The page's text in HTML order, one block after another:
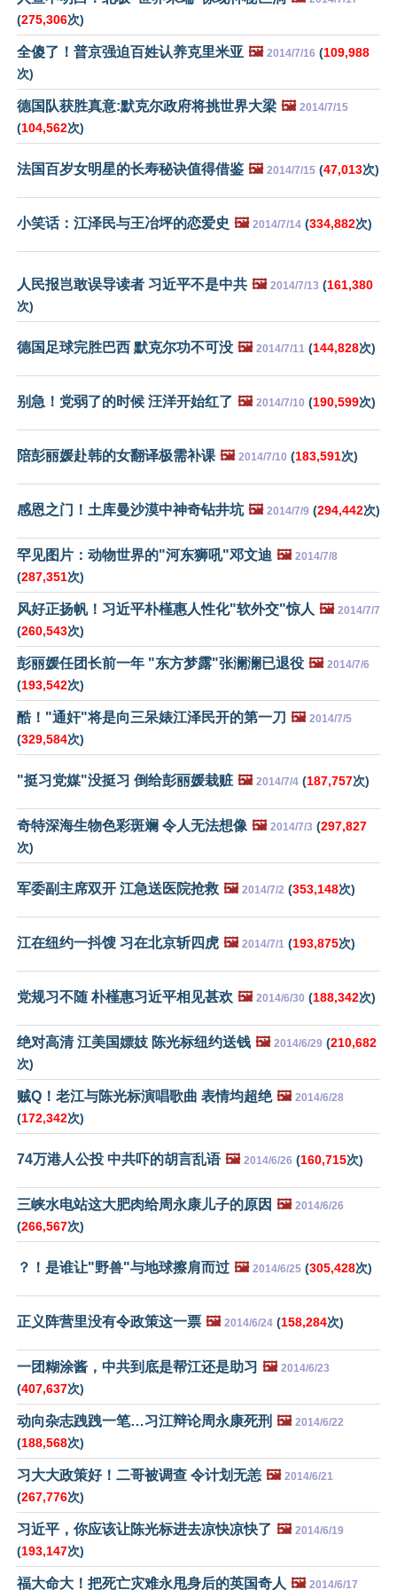
(275,306次)
全傻了！普京强迫百姓认养克里米亚 🖼️ 2014/7/16 (109,988
次)
德国队获胜真意:默克尔政府将挑世界大梁 🖼️ 2014/7/15
(104,562次)
法国百岁女明星的长寿秘诀值得借鉴 🖼️ 2014/7/15 (47,013次)
小笑话：江泽民与王冶坪的恋爱史 🖼️ 2014/7/14 (334,882次)
人民报岂敢误导读者 习近平不是中共 🖼️ 2014/7/13 (161,380
次)
德国足球完胜巴西 默克尔功不可没 🖼️ 2014/7/11 (144,828次)
别急！党弱了的时候 汪洋开始红了 🖼️ 2014/7/10 (190,599次)
陪彭丽媛赴韩的女翻译极需补课 🖼️ 2014/7/10 (183,591次)
感恩之门！土库曼沙漠中神奇钻井坑 🖼️ 2014/7/9 (294,442次)
罕见图片：动物世界的"河东狮吼"邓文迪 🖼️ 2014/7/8
(287,351次)
风好正扬帆！习近平朴槿惠人性化"软外交"惊人 🖼️ 2014/7/7
(260,543次)
彭丽媛任团长前一年 "东方梦露"张澜澜已退役 🖼️ 2014/7/6
(193,542次)
酷！"通奸"将是向三呆婊江泽民开的第一刀 🖼️ 2014/7/5
(329,584次)
"挺习党媒"没挺习 倒给彭丽媛栽赃 🖼️ 2014/7/4 (187,757次)
奇特深海生物色彩斑斓 令人无法想像 🖼️ 2014/7/3 (297,827
次)
军委副主席双开 江急送医院抢救 🖼️ 2014/7/2 (353,148次)
江在纽约一抖馊 习在北京斩四虎 🖼️ 2014/7/1 (193,875次)
党规习不随 朴槿惠习近平相见甚欢 🖼️ 2014/6/30 (188,342次)
绝对高清 江美国嫖妓 陈光标纽约送钱 🖼️ 2014/6/29 (210,682
次)
贼Q！老江与陈光标演唱歌曲 表情均超绝 🖼️ 2014/6/28
(172,342次)
74万港人公投 中共吓的胡言乱语 🖼️ 2014/6/26 (160,715次)
三峡水电站这大肥肉给周永康儿子的原因 🖼️ 2014/6/26
(266,567次)
？！是谁让"野兽"与地球擦肩而过 🖼️ 2014/6/25 (305,428次)
正义阵营里没有令政策这一票 🖼️ 2014/6/24 (158,284次)
一团糊涂酱，中共到底是帮江还是助习 🖼️ 2014/6/23
(407,637次)
动向杂志跩跩一笔…习江辩论周永康死刑 🖼️ 2014/6/22
(188,568次)
习大大政策好！二哥被调查 令计划无恙 🖼️ 2014/6/21
(267,776次)
习近平，你应该让陈光标进去凉快凉快了 🖼️ 2014/6/19
(193,147次)
福大命大！把死亡灾难永甩身后的英国奇人 🖼️ 2014/6/17